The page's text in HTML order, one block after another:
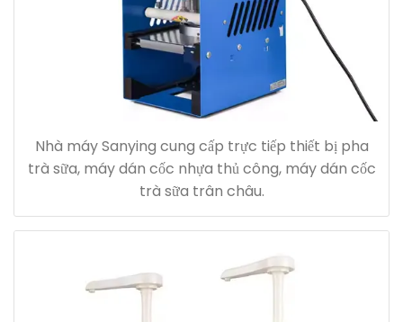
Nhà máy Sanying cung cấp trực tiếp thiết bị pha
trà sữa, máy dán cốc nhựa thủ công, máy dán cốc
trà sữa trân châu.